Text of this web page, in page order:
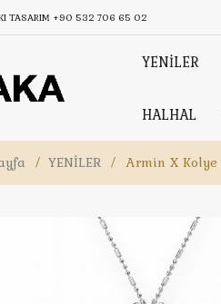
TASARIM +90 532 706 65 02
YENİLER
HALHAL
/ YENİLER / Armin X Kolye